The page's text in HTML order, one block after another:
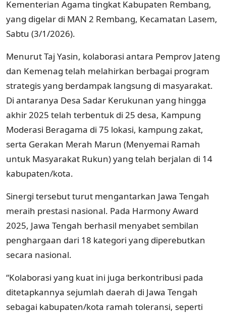
Kementerian Agama tingkat Kabupaten Rembang,
yang digelar di MAN 2 Rembang, Kecamatan Lasem,
Sabtu (3/1/2026).
Menurut Taj Yasin, kolaborasi antara Pemprov Jateng
dan Kemenag telah melahirkan berbagai program
strategis yang berdampak langsung di masyarakat.
Di antaranya Desa Sadar Kerukunan yang hingga
akhir 2025 telah terbentuk di 25 desa, Kampung
Moderasi Beragama di 75 lokasi, kampung zakat,
serta Gerakan Merah Marun (Menyemai Ramah
untuk Masyarakat Rukun) yang telah berjalan di 14
kabupaten/kota.
Sinergi tersebut turut mengantarkan Jawa Tengah
meraih prestasi nasional. Pada Harmony Award
2025, Jawa Tengah berhasil menyabet sembilan
penghargaan dari 18 kategori yang diperebutkan
secara nasional.
“Kolaborasi yang kuat ini juga berkontribusi pada
ditetapkannya sejumlah daerah di Jawa Tengah
sebagai kabupaten/kota ramah toleransi, seperti